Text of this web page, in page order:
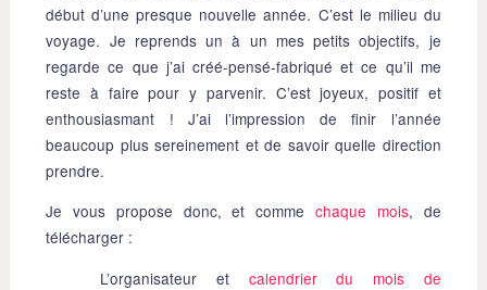
début d’une presque nouvelle année. C’est le milieu du
voyage. Je reprends un à un mes petits objectifs, je
regarde ce que j’ai créé-pensé-fabriqué et ce qu’il me
reste à faire pour y parvenir. C’est joyeux, positif et
enthousiasmant ! J’ai l’impression de finir l’année
beaucoup plus sereinement et de savoir quelle direction
prendre.
Je vous propose donc, et commechaque mois, de
télécharger :
L’organisateur et calendrier du mois de